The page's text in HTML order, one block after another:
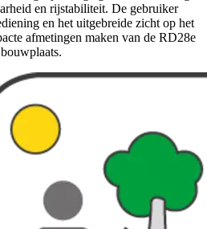
en rijstabiliteit. De gebruiker
en het uitgebreide zicht op het
afmetingen maken van de RD28e